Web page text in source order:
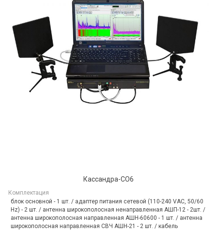
Кассандра-СО6
Комплектация
блок основной - 1 шт. / адаптер питания сетевой (110-240 VAC, 50/60
Hz) - 2 шт. / антенна широкополосная ненаправленная АШП-12 - 2шт. /
антенна широкополосная направленная АШН-60600 - 1 шт. / антенна
широкополосная направленная СВЧ АШН-21 - 2 шт. / кабель